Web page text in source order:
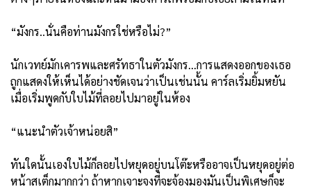
“มังกร..นั่นคือท่านมังกรใช่หรือไม่?”
นักเวทย์มักเคารพและศรัทธาในตัวมังกร...การแสดงออกของเธอ
ถูกแสดงให้เห็นได้อย่างชัดเจนว่าเป็นเช่นนั้น คาร์ลเริ่มยิ้มหยัน
เมื่อเริ่มพูดกับใบไม้ที่ลอยไปมาอยู่ในห้อง
“แนะนำตัวเจ้าหน่อยสิ”
ทันใดนั้นเองใบไม้ก็ลอยไปหยุดอยู่บนโต๊ะหรืออาจเป็นหยุดอยู่ต่อ
หน้าสเต็กมากกว่า ถ้าหากเจาะจงที่จะจ้องมองมันเป็นพิเศษก็จะ